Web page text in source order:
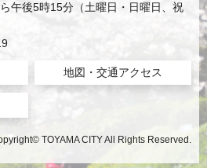
午後5時15分（土曜日・日曜日、祝
地図・交通アクセス
TOYAMA CITY All Rights Reserved.